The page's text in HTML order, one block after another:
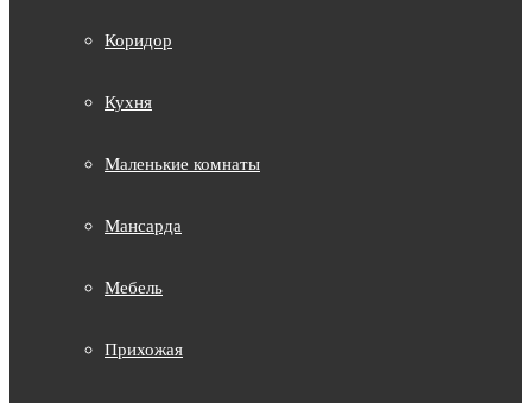
Коридор
Кухня
Маленькие комнаты
Мансарда
Мебель
Прихожая